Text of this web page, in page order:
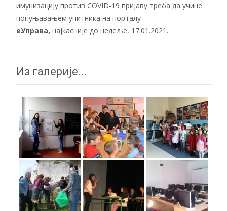
имунизацију против COVID-19 пријаву треба да учине
попуњавањем упитника на порталу
еУправа, најкасније до недеље, 17.01.2021.
Из галерије...